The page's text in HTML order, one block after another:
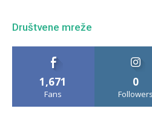
Društvene mreže
1,671
Fans
0
Followers